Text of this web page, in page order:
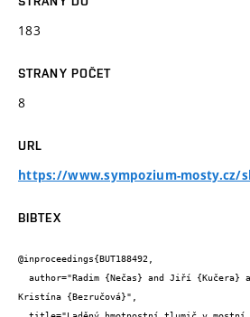
183
STRANY POČET
8
URL
https://www.sympozium-mosty.cz/
BIBTEX
@inproceedings{BUT188492,
Kristína {Bezručová}",